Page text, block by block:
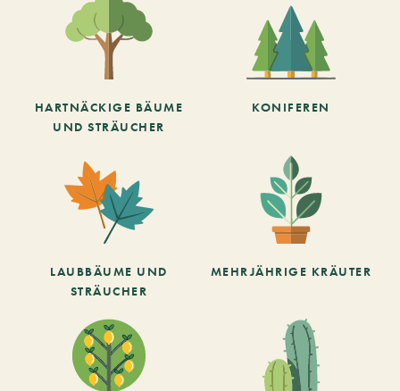
HARTNÄCKIGE BÄUME
UND STRÄUCHER
KONIFEREN
LAUBBÄUME UND
STRÄUCHER
MEHRJÄHRIGE KRÄUTER